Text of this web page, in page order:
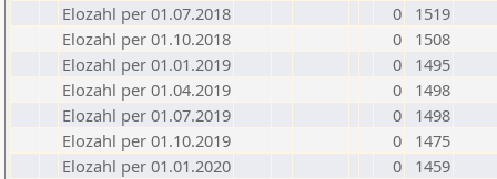
Elozahl per 01.07.2018
0
1519
Elozahl per 01.10.2018
0
1508
Elozahl per 01.01.2019
0
1495
Elozahl per 01.04.2019
0
1498
Elozahl per 01.07.2019
0
1498
Elozahl per 01.10.2019
0
1475
Elozahl per 01.01.2020
0
1459